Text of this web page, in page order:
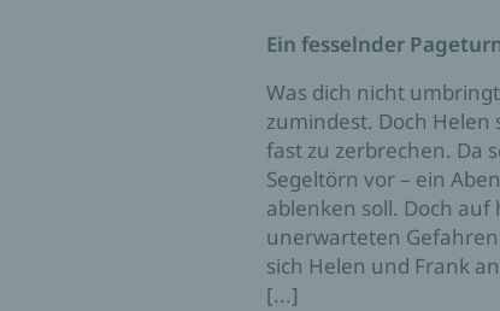
Ein fesselnder
Was dich nicht
zumindest. Doch Helen
fast zu zerbrechen. Da
Segeltörn vor – ein
ablenken soll. Doch
unerwarteten
sich Helen und Frank
[...]